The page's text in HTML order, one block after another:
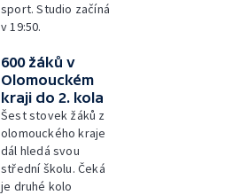
sport. Studio začíná
v 19:50.
600 žáků v
Olomouckém
kraji do 2. kola
Šest stovek žáků z
olomouckého kraje
dál hledá svou
střední školu. Čeká
je druhé kolo